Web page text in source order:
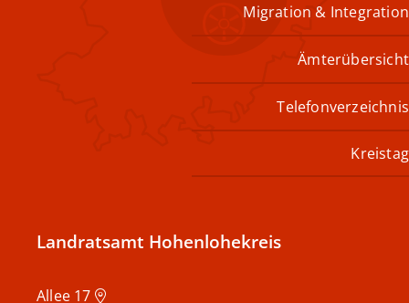
Migration & Integration
Ämterübersicht
Telefonverzeichnis
Kreistag
Landratsamt Hohenlohekreis